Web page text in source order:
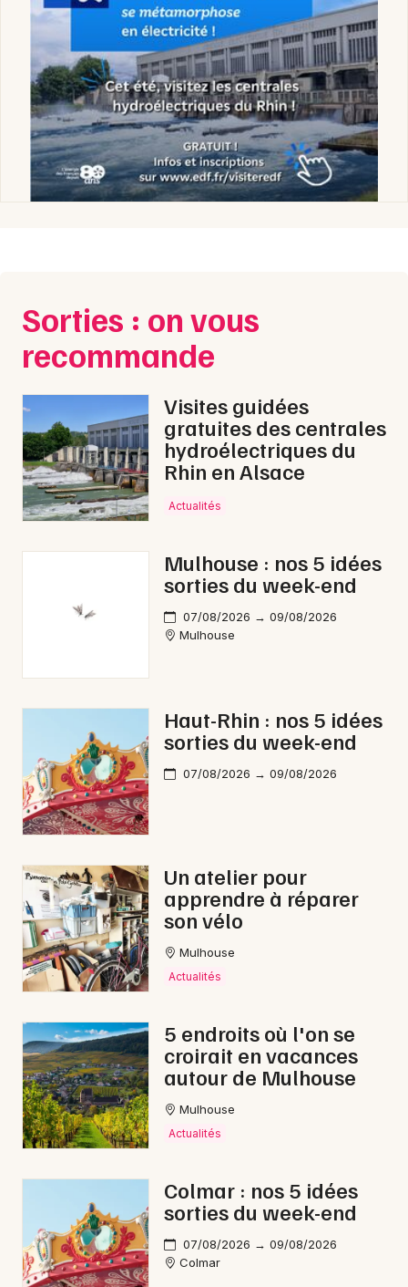
Sorties : on vous
recommande
Visites guidées
gratuites des centrales
hydroélectriques du
Rhin en Alsace
Actualités
Mulhouse : nos 5 idées
sorties du week-end
07/08/2026 → 09/08/2026
Mulhouse
Haut-Rhin : nos 5 idées
sorties du week-end
07/08/2026 → 09/08/2026
Un atelier pour
apprendre à réparer
son vélo
Mulhouse
Actualités
5 endroits où l'on se
croirait en vacances
autour de Mulhouse
Mulhouse
Actualités
Colmar : nos 5 idées
sorties du week-end
07/08/2026 → 09/08/2026
Colmar